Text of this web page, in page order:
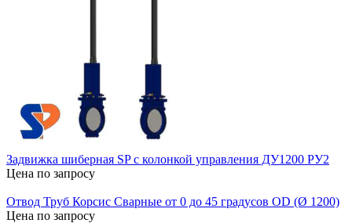
Задвижка шиберная SP с колонкой управления ДУ1200 РУ2
Цена по запросу
Отвод Труб Корсис Сварные от 0 до 45 градусов OD (Ø 1200)
Цена по запросу